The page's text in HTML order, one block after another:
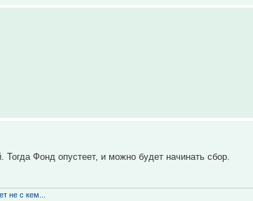
Тогда Фонд опустеет, и можно будет начинать сбор.
не с кем...